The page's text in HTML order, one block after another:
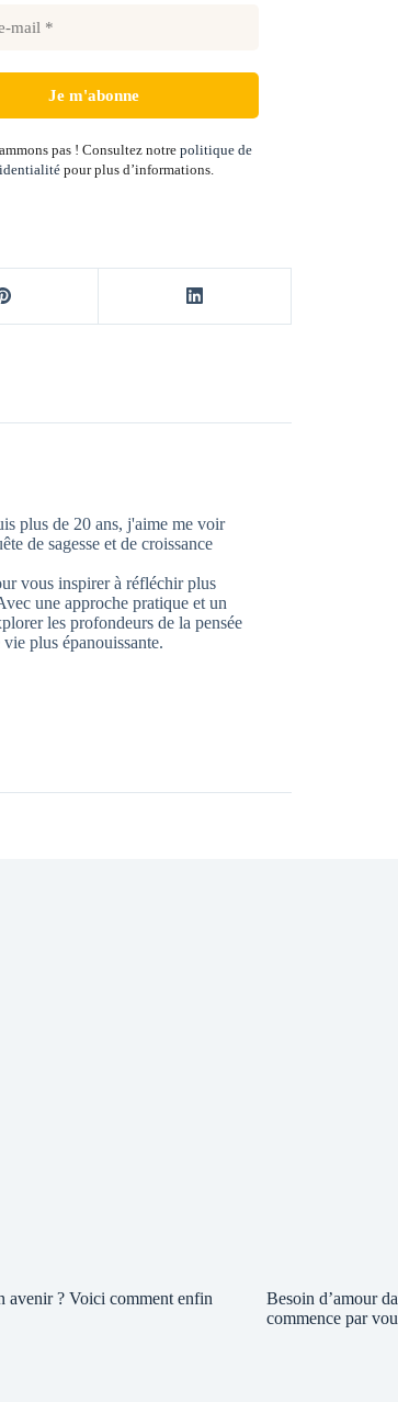
pas ! Consultez notrepolitique de
pour plus d’informations.
plus de 20 ans, j'aime me voir
de sagesse et de croissance
vous inspirer à réfléchir plus
une approche pratique et un
les profondeurs de la pensée
plus épanouissante.
avenir ? Voici comment enfin
Besoin d’amour
commence par